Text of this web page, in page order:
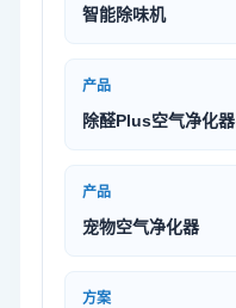
智能除味机
产品
除醛Plus空气净化器
产品
宠物空气净化器
方案